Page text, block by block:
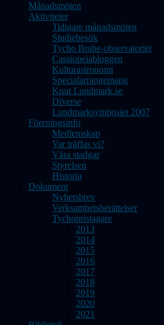
Månadsmöten
Aktiviteter
Tidigare månadsmöten
Studiebesök
Tycho Brahe-observatoriet
Cassiopeiabloggen
Kulturastronomi
Specialarrangemang
Knut Lundmark.se
Diverse
Lundmarksymposiet 2007
Föreningsinfo
Medlemskap
Var träffas vi?
Våra stadgar
Styrelsen
Historia
Dokument
Nyhetsbrev
Verksamhetsberättelser
Tychopristagare
2013
2014
2015
2016
2017
2018
2019
2020
2021